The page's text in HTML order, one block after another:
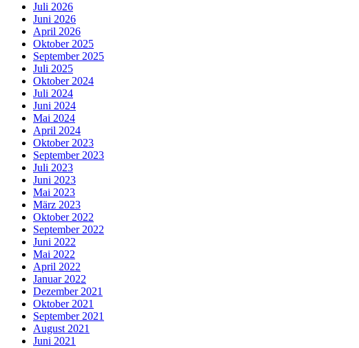
Juli 2026
Juni 2026
April 2026
Oktober 2025
September 2025
Juli 2025
Oktober 2024
Juli 2024
Juni 2024
Mai 2024
April 2024
Oktober 2023
September 2023
Juli 2023
Juni 2023
Mai 2023
März 2023
Oktober 2022
September 2022
Juni 2022
Mai 2022
April 2022
Januar 2022
Dezember 2021
Oktober 2021
September 2021
August 2021
Juni 2021